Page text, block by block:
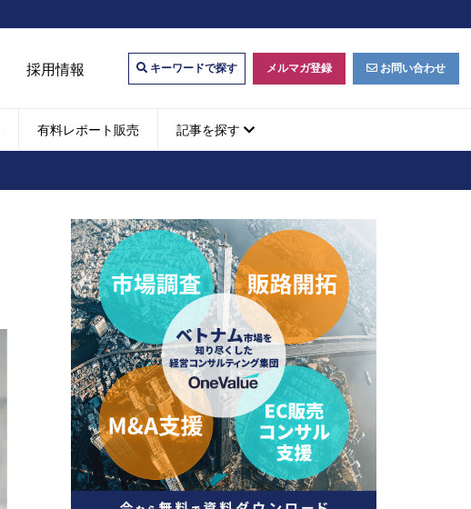
採用情報 キーワードで探す メルマガ登録 お問い合わせ
有料レポート販売 記事を探す
現地パートナー探索
デジタルマーケティング・
web広告
M&A動向
ベトナム企業買収・出資
ベトナム人材
特定技能
ベトナム一般概況
ベトナムでの生活